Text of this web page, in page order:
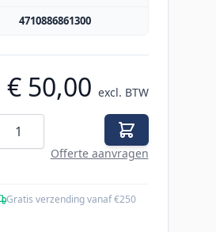
4710886861300
€ 50,00 excl. BTW
Aantal
Offerte aanvragen
Gratis verzending vanaf €250